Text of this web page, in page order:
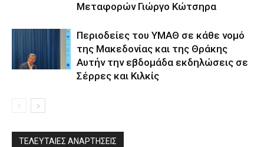
Μεταφορών Γιώργο Κώτσηρα
Περιοδείες του ΥΜΑΘ σε κάθε νομό
της Μακεδονίας και της Θράκης
Αυτήν την εβδομάδα εκδηλώσεις σε
Σέρρες και Κιλκίς
ΤΕΛΕΥΤΑΙΕΣ ΑΝΑΡΤΗΣΕΙΣ